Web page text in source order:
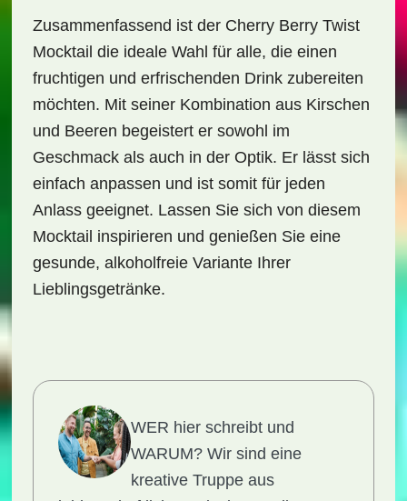
Zusammenfassend ist der Cherry Berry Twist
Mocktail die ideale Wahl für alle, die einen
fruchtigen und erfrischenden Drinkzubereiten
möchten. Mit seiner Kombination aus Kirschen
und Beeren begeistert er sowohl im
Geschmack als auch in der Optik. Er lässt sich
einfach anpassen und ist somit für jeden
Anlass geeignet. Lassen Sie sich von diesem
Mocktail inspirieren und genießen Sie eine
gesunde, alkoholfreie Variante Ihrer
Lieblingsgetränke.
WER hier schreibt und
WARUM?Wir sind eine
kreative Truppe aus